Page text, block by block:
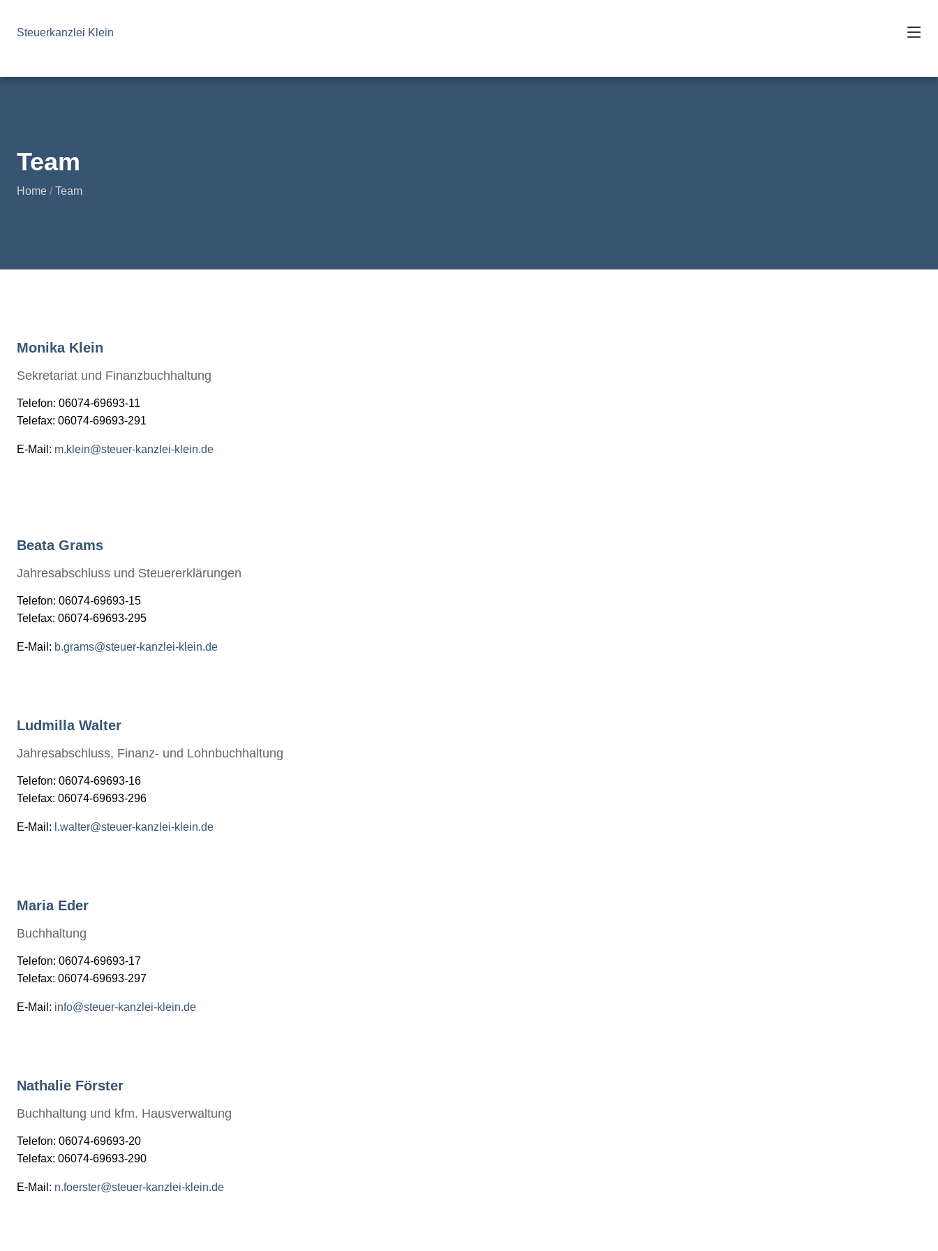
Steuerkanzlei Klein
Team
Home / Team
Monika Klein
Sekretariat und Finanzbuchhaltung
Telefon: 06074-69693-11
Telefax: 06074-69693-291
E-Mail: m.klein@steuer-kanzlei-klein.de
Beata Grams
Jahresabschluss und Steuererklärungen
Telefon: 06074-69693-15
Telefax: 06074-69693-295
E-Mail: b.grams@steuer-kanzlei-klein.de
Ludmilla Walter
Jahresabschluss, Finanz- und Lohnbuchhaltung
Telefon: 06074-69693-16
Telefax: 06074-69693-296
E-Mail: l.walter@steuer-kanzlei-klein.de
Maria Eder
Buchhaltung
Telefon: 06074-69693-17
Telefax: 06074-69693-297
E-Mail: info@steuer-kanzlei-klein.de
Nathalie Förster
Buchhaltung und kfm. Hausverwaltung
Telefon: 06074-69693-20
Telefax: 06074-69693-290
E-Mail: n.foerster@steuer-kanzlei-klein.de